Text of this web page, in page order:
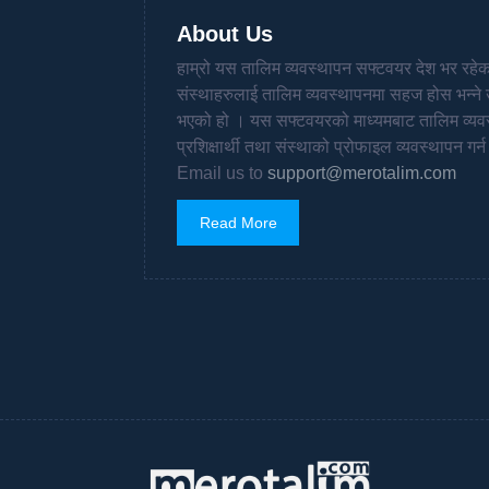
About Us
हाम्रो यस तालिम व्यवस्थापन सफ्टवयर देश भर
संस्थाहरुलाई तालिम व्यवस्थापनमा सहज होस भन्ने
भएको हो । यस सफ्टवयरको माध्यमबाट तालिम
प्रशिक्षार्थी तथा संस्थाको प्रोफाइल व्यवस्थापन
Email us tosupport@merotalim.com
Read More